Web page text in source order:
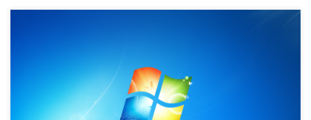
Win7是微软的操作系统里面及其经典的一个版本，经典的默
认桌面壁纸可以说是耳熟能详，本壁纸是从Windows 7操作系
统提取的原版 […]